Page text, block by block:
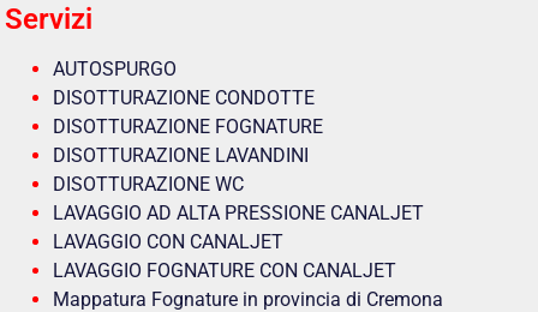
Servizi
AUTOSPURGO
DISOTTURAZIONE CONDOTTE
DISOTTURAZIONE FOGNATURE
DISOTTURAZIONE LAVANDINI
DISOTTURAZIONE WC
LAVAGGIO AD ALTA PRESSIONE CANALJET
LAVAGGIO CON CANALJET
LAVAGGIO FOGNATURE CON CANALJET
Mappatura Fognature in provincia di Cremona